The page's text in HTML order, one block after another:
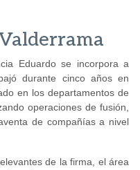
Eduardo se incorpora a
durante cinco años en
en los departamentos de
operaciones de fusión,
de compañías a nivel
de la firma, el área